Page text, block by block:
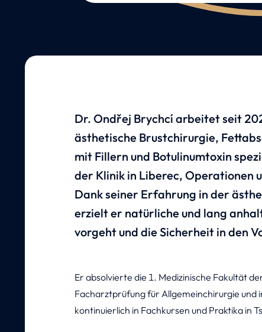
Dr. Ondřej Brychcí arbeitet seit
ästhetische Brustchirurgie,
mit Fillern und Botulinumtoxin
der Klinik in Liberec, Operationen
Dank seiner Erfahrung in der
erzielt er natürliche und lang
vorgeht und die Sicherheit in den
Er absolvierte die 1. Medizinische Fakultät
Facharztprüfung für Allgemeinchirurgie und
kontinuierlich in Fachkursen und Praktika in